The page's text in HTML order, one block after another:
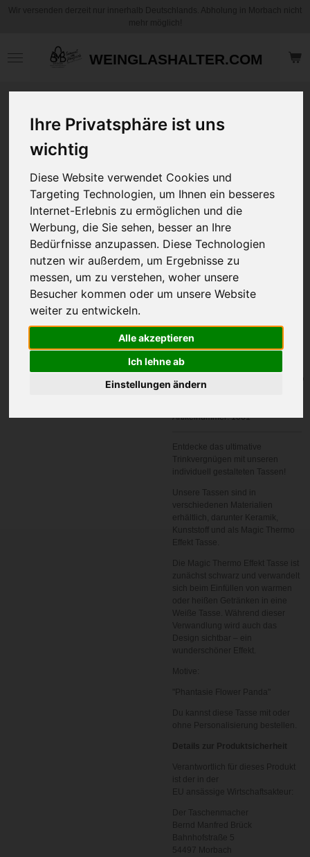
Ihre Privatsphäre ist uns
wichtig
Diese Website verwendet Cookies und
Targeting Technologien, um Ihnen ein besseres
Internet-Erlebnis zu ermöglichen und die
Werbung, die Sie sehen, besser an Ihre
Bedürfnisse anzupassen. Diese Technologien
nutzen wir außerdem, um Ergebnisse zu
messen, um zu verstehen, woher unsere
Besucher kommen oder um unsere Website
weiter zu entwickeln.
Alle akzeptieren
Ich lehne ab
Einstellungen ändern
WEINGLASHALTER.COM
Becher / Tasse -
Personalisierbar
12,95 €
Versandkosten
Art
In den
Artikelnummer: 1001
Entdecke das ultimative
Trinkvergnügen mit unseren
individuell gestalteten Tassen!
Unsere Tassen sind in
verschiedenen Materialien
erhältlich, darunter Keramik,
Kunststoff und als Magic Thermo
Effekt Tasse.
Die Magic Thermo Effekt Tasse ist
zunächst schwarz und verwandelt
sich beim Einfüllen von warmen
oder heißen Getränken in eine
Weiße Tasse. Während dieser
Verwandlung wird auch das
Design sichtbar – ein
wunderschöner Effekt.
Motive:
"Phantasie Flower Panda"
Du kannst diese Tasse mit oder
ohne Personalisierung bestellen.
Details zur Produktsicherheit
Verantwortlich für dieses Produkt
ist der in der
EU ansässige Wirtschaftsakteur:
Der Taschenmacher
Bernd Manfred Brück
Bahnhofstraße 5
54497 Morbach